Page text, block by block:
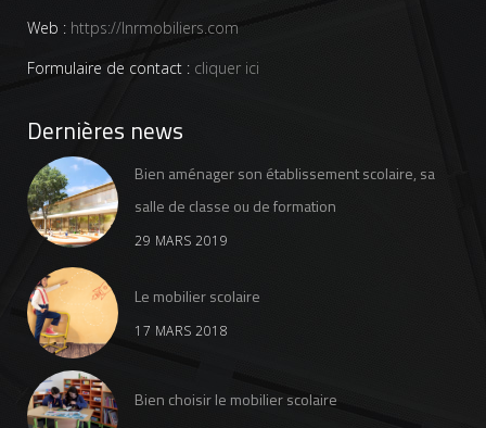
Web : https://lnrmobiliers.com
Formulaire de contact : cliquer ici
Dernières news
Bien aménager son établissement scolaire, sa
salle de classe ou de formation
29 MARS 2019
Le mobilier scolaire
17 MARS 2018
Bien choisir le mobilier scolaire